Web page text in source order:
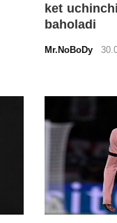
ket
baholadi
Mr.NoBoDy